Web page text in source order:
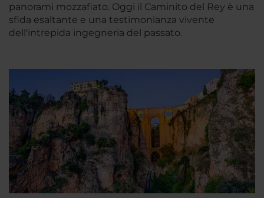
panorami mozzafiato. Oggi il Caminito del Rey è una
sfida esaltante e una testimonianza vivente
dell'intrepida ingegneria del passato.